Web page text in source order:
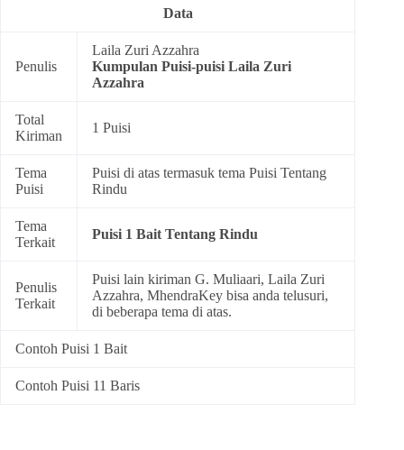
Data
Penulis
Laila Zuri Azzahra
Kumpulan Puisi-puisi Laila Zuri
Azzahra
Total
Kiriman
1 Puisi
Tema
Puisi
Puisi di atas termasuk tema Puisi Tentang
Rindu
Tema
Terkait
Puisi 1 Bait Tentang Rindu
Penulis
Terkait
Puisi lain kiriman G. Muliaari, Laila Zuri
Azzahra, MhendraKey bisa anda telusuri,
di beberapa tema di atas.
Contoh Puisi 1 Bait
Contoh Puisi 11 Baris